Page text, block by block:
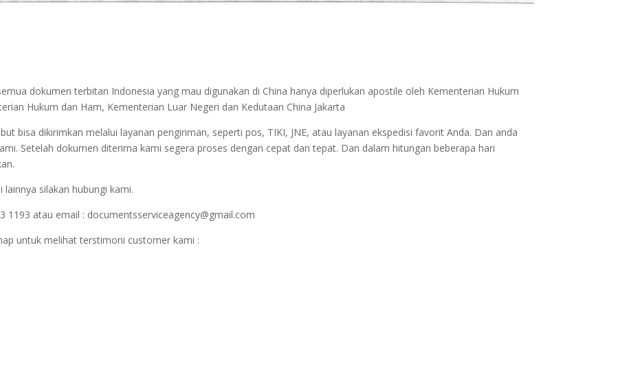
dokumen terbitan Indonesia yang mau digunakan di China hanya diperlukan apostile oleh Kementerian Hukum
Hukum dan Ham, Kementerian Luar Negeri dan Kedutaan China Jakarta
bisa dikirimkan melalui layanan pengiriman, seperti pos, TIKI, JNE, atau layanan ekspedisi favorit Anda. Dan anda
Setelah dokumen diterima kami segera proses dengan cepat dan tepat. Dan dalam hitungan beberapa hari
silakan hubungi kami.
1193 atau email : documentsserviceagency@gmail.com
untuk melihat terstimoni customer kami :